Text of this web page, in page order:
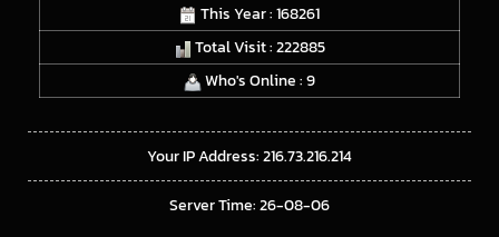
This Year : 168261
Total Visit : 222885
Who's Online : 9
Your IP Address: 216.73.216.214
Server Time: 26-08-06